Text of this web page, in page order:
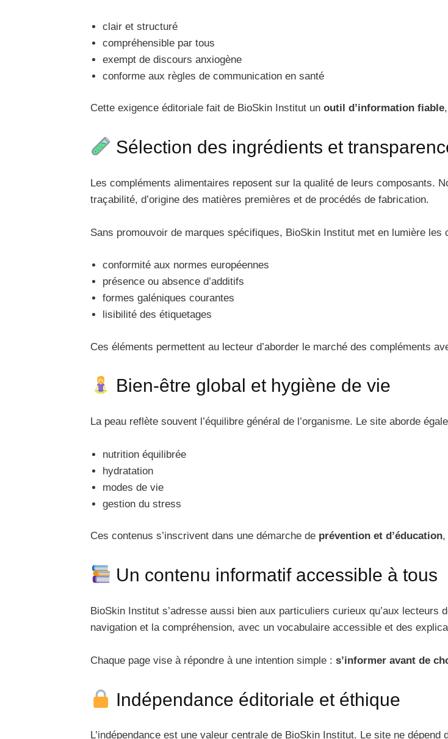
clair et structuré
compréhensible par tous
exempt de discours anxiogène
conforme aux règles de communication en santé
Cette exigence éditoriale fait de BioSkin Institut un outil d’information fiable
Sélection des ingrédients et
Les compléments alimentaires reposent sur la qualité de leurs composants.
traçabilité, d’origine des matières premières et de procédés de fabrication.
Sans promouvoir de marques spécifiques, BioSkin Institut met en lumière
conformité aux normes européennes
présence ou absence d’additifs
formes galéniques courantes
lisibilité des étiquetages
Ces éléments permettent au lecteur d’aborder le marché des compléments
Bien‑être global et hygiène de vie
La peau reflète souvent l’équilibre général de l’organisme. Le site aborde
nutrition équilibrée
hydratation
modes de vie
gestion du stress
Ces contenus s’inscrivent dans une démarche de prévention et d’éducation,
Un contenu informatif accessible à tous
BioSkin Institut s’adresse aussi bien aux particuliers curieux qu’aux
navigation et la compréhension, avec un vocabulaire accessible et des
Chaque page vise à répondre à une intention simple : s’informer avant de
Indépendance éditoriale et éthique
L’indépendance est une valeur centrale de BioSkin Institut. Le site ne